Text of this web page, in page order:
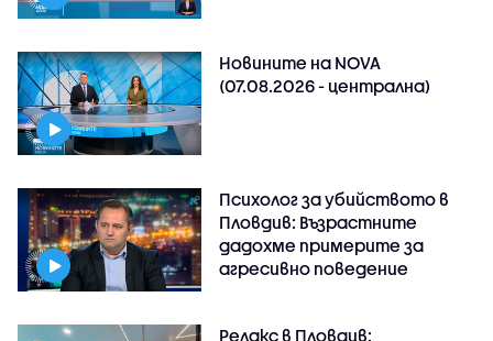
Новините на NOVA
(07.08.2026 - централна)
Психолог за убийството в
Пловдив: Възрастните
дадохме примерите за
агресивно поведение
Релакс в Пловдив: